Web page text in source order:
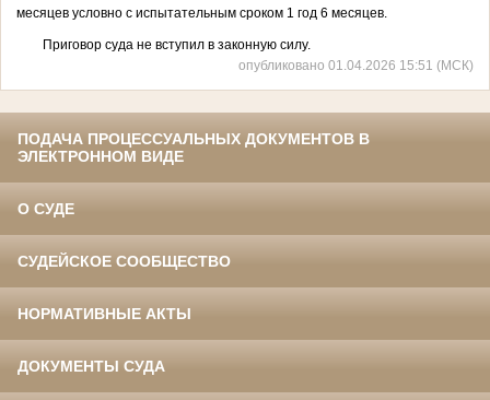
месяцев условно с испытательным сроком 1 год 6 месяцев.
Приговор суда не вступил в законную силу.
опубликовано 01.04.2026 15:51 (МСК)
ПОДАЧА ПРОЦЕССУАЛЬНЫХ ДОКУМЕНТОВ В
ЭЛЕКТРОННОМ ВИДЕ
О СУДЕ
СУДЕЙСКОЕ СООБЩЕСТВО
НОРМАТИВНЫЕ АКТЫ
ДОКУМЕНТЫ СУДА